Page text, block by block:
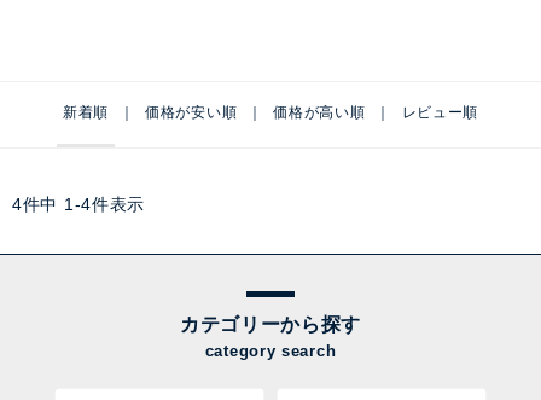
新着順 価格が安い順 価格が高い順 レビュー順
4件中 1 -4件表示
カテゴリーから探す
category search